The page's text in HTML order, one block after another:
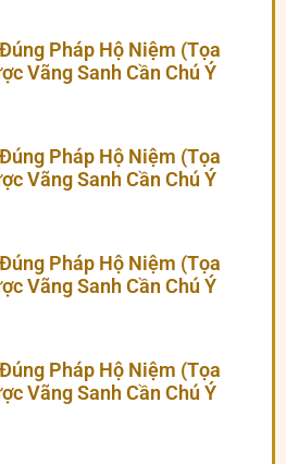
Pháp Hộ Niệm (Tọa
Vãng Sanh Cần Chú Ý
Pháp Hộ Niệm (Tọa
Vãng Sanh Cần Chú Ý
Pháp Hộ Niệm (Tọa
Vãng Sanh Cần Chú Ý
Pháp Hộ Niệm (Tọa
Vãng Sanh Cần Chú Ý